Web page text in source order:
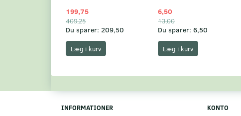
199,75
409,25
Du sparer: 209,50
Læg i kurv
6,50
13,00
Du sparer: 6,50
Læg i kurv
INFORMATIONER KONTO